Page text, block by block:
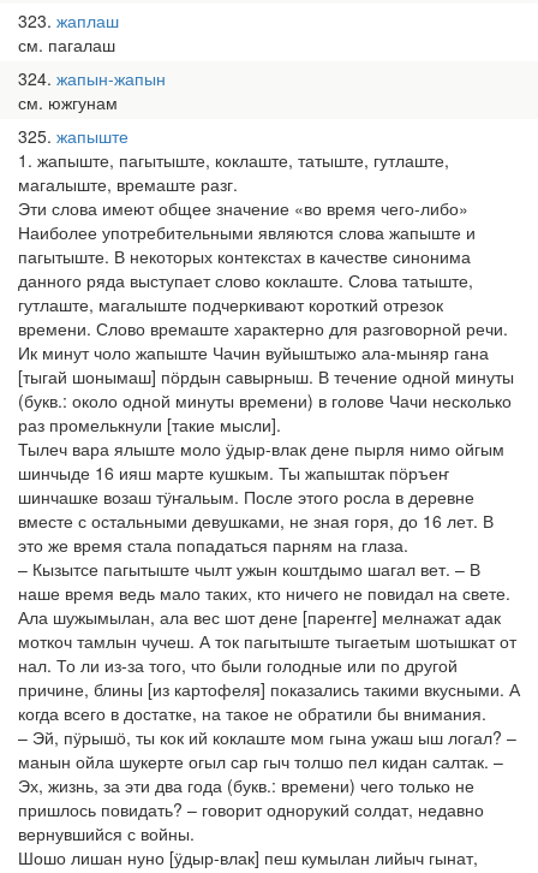
323 жаплаш
см. пагалаш
324 жапын-жапын
см. южгунам
325 жапыште
1. жапыште, пагытыште, коклаште, татыште, гутлаште,
магалыште, времаште разг.
Эти слова имеют общее значение «во время чего-либо»
Наиболее употребительными являются слова жапыште и
пагытыште. В некоторых контекстах в качестве синонима
данного ряда выступает слово коклаште. Слова татыште,
гутлаште, магалыште подчеркивают короткий отрезок
времени. Слово времаште характерно для разговорной речи.
Ик минут чоло жапыште Чачин вуйыштыжо ала-мыняр гана
[тыгай шонымаш] пӧрдын савырныш. В течение одной минуты
(букв.: около одной минуты времени) в голове Чачи несколько
раз промелькнули [такие мысли].
Тылеч вара ялыште моло ӱдыр-влак дене пырля нимо ойгым
шинчыде 16 ияш марте кушкым. Ты жапыштак пӧръеҥ
шинчашке возаш тӱҥальым. После этого росла в деревне
вместе с остальными девушками, не зная горя, до 16 лет. В
это же время стала попадаться парням на глаза.
– Кызытсе пагытыште чылт ужын коштдымо шагал вет. – В
наше время ведь мало таких, кто ничего не повидал на свете.
Ала шужымылан, ала вес шот дене [пареҥге] мелнажат адак
моткоч тамлын чучеш. А ток пагытыште тыгаетым шотышкат от
нал. То ли из-за того, что были голодные или по другой
причине, блины [из картофеля] показались такими вкусными. А
когда всего в достатке, на такое не обратили бы внимания.
– Эй, пӱрышӧ, ты кок ий коклаште мом гына ужаш ыш логал? –
манын ойла шукерте огыл сар гыч толшо пел кидан салтак. –
Эх, жизнь, за эти два года (букв.: времени) чего только не
пришлось повидать? – говорит однорукий солдат, недавно
вернувшийся с войны.
Шошо лишан нуно [ӱдыр-влак] пеш кумылан лийыч гынат,